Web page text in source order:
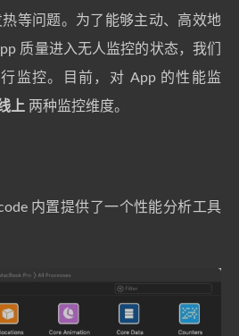
等问题。为了能够主动、高效地
质量进入无人监控的状态，我们
监控。目前，对 App 的性能监
上 两种监控维度。
内置提供了一个性能分析工具